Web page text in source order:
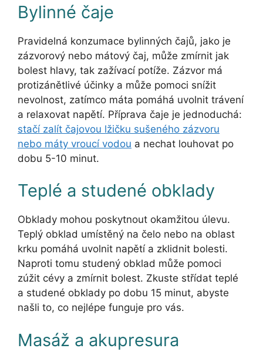
Bylinné čaje
Pravidelná konzumace bylinných čajů, jako je
zázvorový nebo mátový čaj, může zmírnit jak
bolest hlavy, tak zažívací potíže. Zázvor má
protizánětlivé účinky a může pomoci snížit
nevolnost, zatímco máta pomáhá uvolnit trávení
a relaxovat napětí. Příprava čaje je jednoduchá:
stačí zalít čajovou lžičku sušeného zázvoru
nebo máty vroucí vodou a nechat louhovat po
dobu 5-10 minut.
Teplé a studené obklady
Obklady mohou poskytnout okamžitou úlevu.
Teplý obklad umístěný na čelo nebo na oblast
krku pomáhá uvolnit napětí a zklidnit bolesti.
Naproti tomu studený obklad může pomoci
zúžit cévy a zmírnit bolest. Zkuste střídat teplé
a studené obklady po dobu 15 minut, abyste
našli to, co nejlépe funguje pro vás.
Masáž a akupresura